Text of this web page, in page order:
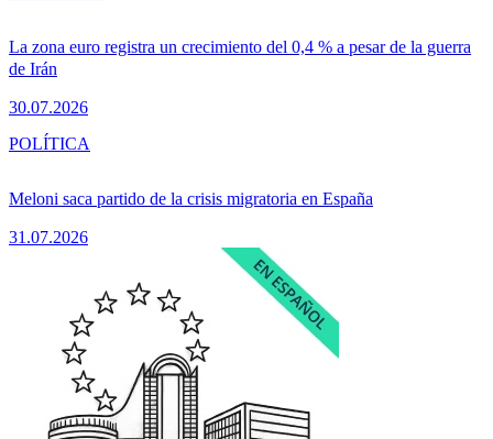
La zona euro registra un crecimiento del 0,4 % a pesar de la guerra
de Irán
30.07.2026
Meloni saca partido de la crisis migratoria en España
31.07.2026
POLÍTICA